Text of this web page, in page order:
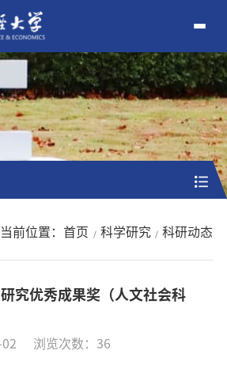
当前位置： 首页 科学研究 科研动态
究优秀成果奖（人文社会科
浏览次数： 36